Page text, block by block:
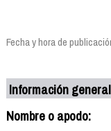
Fecha y hora de
Información
Nombre o apodo: